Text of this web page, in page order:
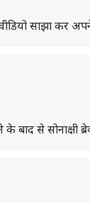
साझा कर
बाद से सोनाक्षी